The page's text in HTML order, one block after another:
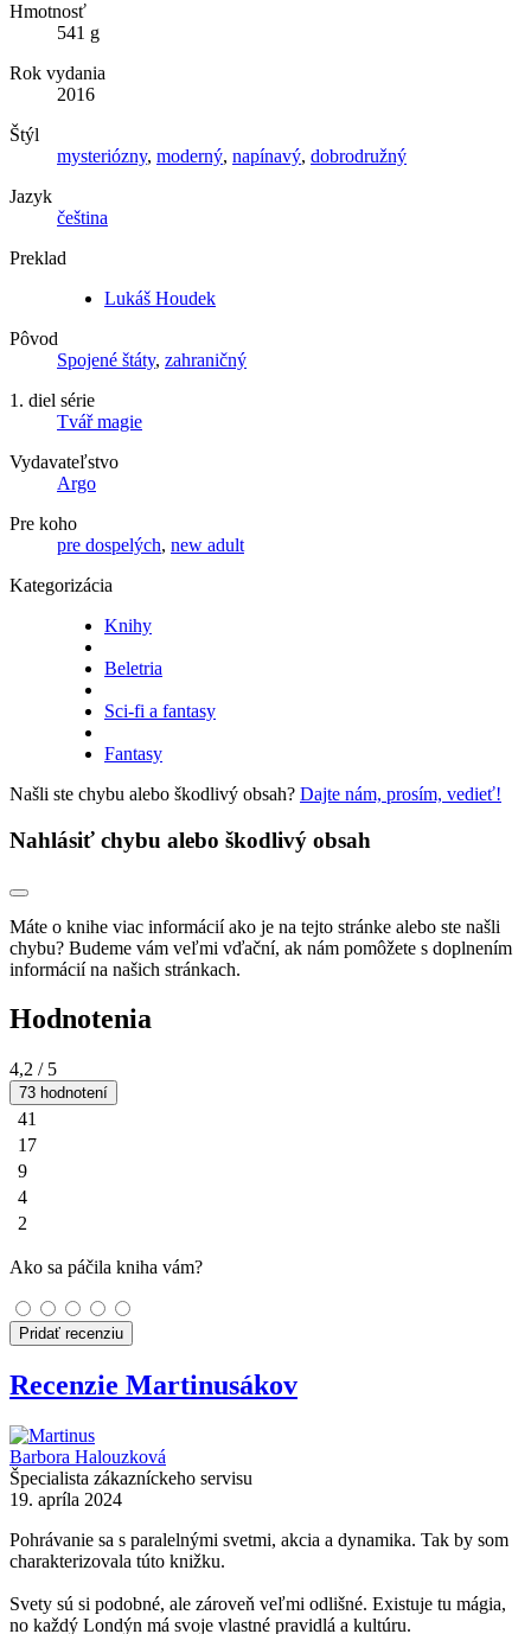
Hmotnosť
541 g
Rok vydania
2016
Štýl
mysteriózny, moderný, napínavý, dobrodružný
Jazyk
čeština
Preklad
Lukáš Houdek
Pôvod
Spojené štáty, zahraničný
1. diel série
Tvář magie
Vydavateľstvo
Argo
Pre koho
pre dospelých, new adult
Kategorizácia
Knihy
Beletria
Sci-fi a fantasy
Fantasy
Našli ste chybu alebo škodlivý obsah? Dajte nám, prosím, vedieť!
Nahlásiť chybu alebo škodlivý obsah
Máte o knihe viac informácií ako je na tejto stránke alebo ste našli
chybu? Budeme vám veľmi vďační, ak nám pomôžete s doplnením
informácií na našich stránkach.
Hodnotenia
4,2 / 5
73 hodnotení
41
17
9
4
2
Ako sa páčila kniha vám?
Pridať recenziu
Recenzie Martinusákov
Barbora Halouzková
Špecialista zákazníckeho servisu
19. apríla 2024
Pohrávanie sa s paralelnými svetmi, akcia a dynamika. Tak by som
charakterizovala túto knižku.
Svety sú si podobné, ale zároveň veľmi odlišné. Existuje tu mágia,
no každý Londýn má svoje vlastné pravidlá a kultúru.